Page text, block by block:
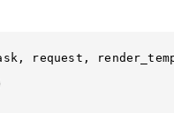
request,